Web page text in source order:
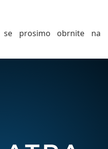
se prosimo obrnite na